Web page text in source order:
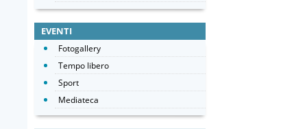
EVENTI
Fotogallery
Tempo libero
Sport
Mediateca